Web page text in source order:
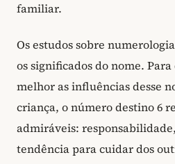
familiar.
Os estudos sobre
os significados do nome.
melhor as influências desse
criança, o número destino 6
admiráveis:
tendência para cuidar dos